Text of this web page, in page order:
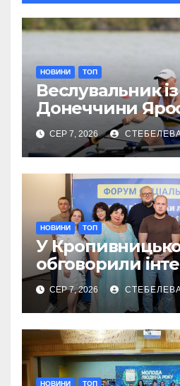
НОВИНИ ТОП
Веслувальник із
Донеччини
завоював
чемпіонату
СЕР 7, 2026
НОВИНИ ТОП
У
обговорили
літніх
СЕР 7, 2026
НОВИНИ ТОП